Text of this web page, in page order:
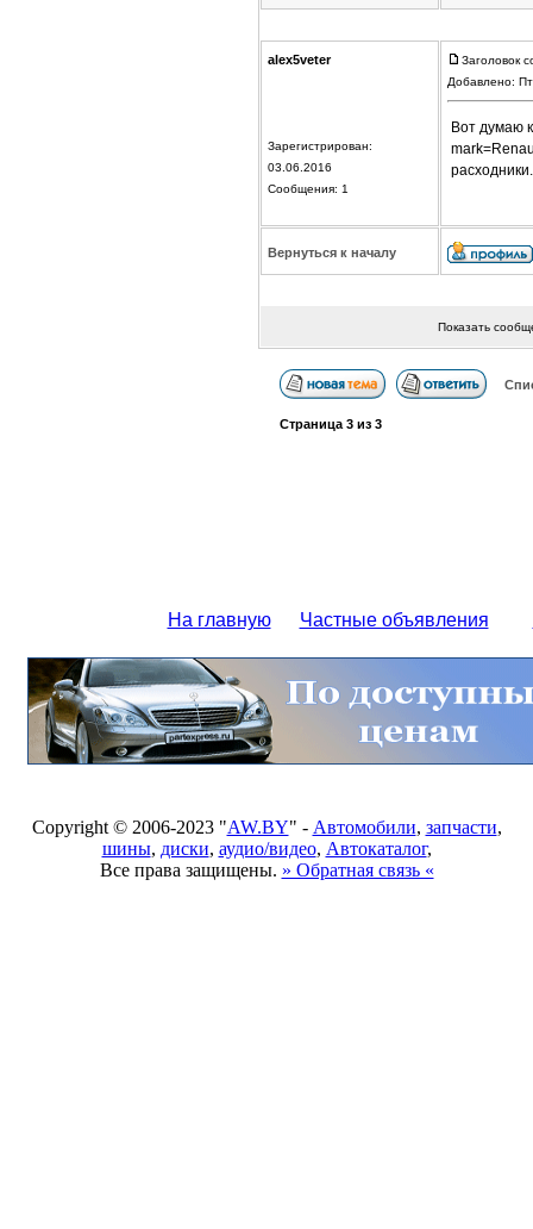
alex5veter
Зарегистрирован:
03.06.2016
Сообщения: 1
Заголовок
Добавлено:
Вот думаю
Вернуться к началу
Показать
Страница 3из 3
На главную Частные объявления
Copyright © 2006-2023 "AW.BY" - Автомобили, запчасти,
шины, диски, аудио/видео, Автокаталог,
Все права защищены. » Обратная связь «